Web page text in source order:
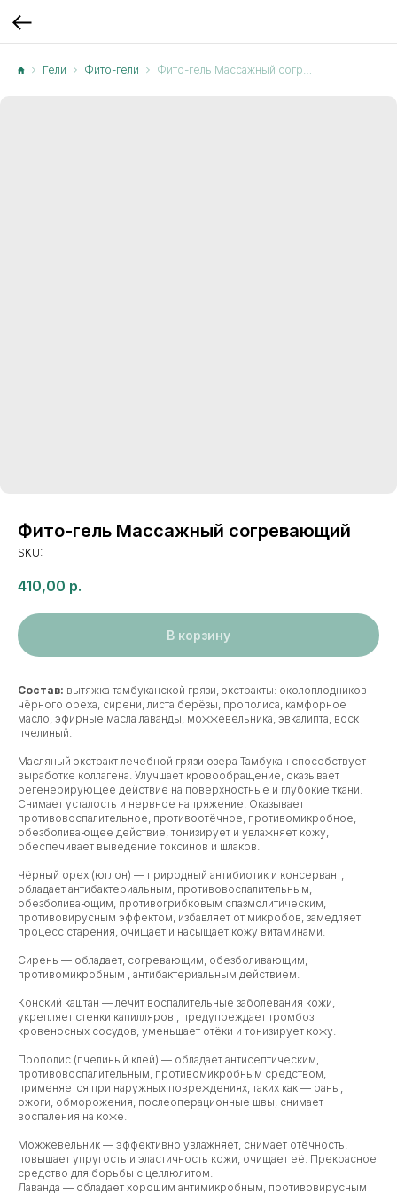
Гели Фито-гели Фито-гель Массажный согревающий
Фито-гель Массажный согревающий
SKU:
410,00 р.
В корзину
Состав: вытяжка тамбуканской грязи, экстракты: околоплодников
чёрного ореха, сирени, листа берёзы, прополиса, камфорное
масло, эфирные масла лаванды, можжевельника, эвкалипта, воск
пчелиный.
Масляный экстракт лечебной грязи озера Тамбукан способствует
выработке коллагена. Улучшает кровообращение, оказывает
регенерирующее действие на поверхностные и глубокие ткани.
Снимает усталость и нервное напряжение. Оказывает
противовоспалительное, противоотёчное, противомикробное,
обезболивающее действие, тонизирует и увлажняет кожу,
обеспечивает выведение токсинов и шлаков.
Чёрный орех (юглон) — природный антибиотик и консервант,
обладает антибактериальным, противовоспалительным,
обезболивающим, противогрибковым спазмолитическим,
противовирусным эффектом, избавляет от микробов, замедляет
процесс старения, очищает и насыщает кожу витаминами.
Сирень — обладает, согревающим, обезболивающим,
противомикробным , антибактериальным действием.
Конский каштан — лечит воспалительные заболевания кожи,
укрепляет стенки капилляров , предупреждает тромбоз
кровеносных сосудов, уменьшает отёки и тонизирует кожу.
Прополис (пчелиный клей) — обладает антисептическим,
противовоспалительным, противомикробным средством,
применяется при наружных повреждениях, таких как — раны,
ожоги, обморожения, послеоперационные швы, снимает
воспаления на коже.
Можжевельник — эффективно увлажняет, снимает отёчность,
повышает упругость и эластичность кожи, очищает её. Прекрасное
средство для борьбы с целлюлитом.
Лаванда — обладает хорошим антимикробным, противовирусным